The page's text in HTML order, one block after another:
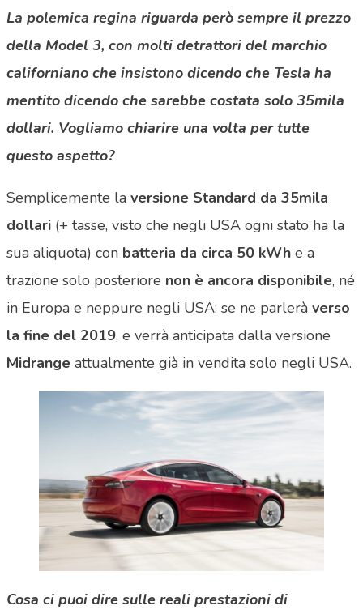
La polemica regina riguarda però sempre il prezzo
della Model 3, con molti detrattori del marchio
californiano che insistono dicendo che Tesla ha
mentito dicendo che sarebbe costata solo 35mila
dollari. Vogliamo chiarire una volta per tutte
questo aspetto?
Semplicemente la versione Standard da 35mila
dollari (+ tasse, visto che negli USA ogni stato ha la
sua aliquota) con batteria da circa 50 kWh e a
trazione solo posteriore non è ancora disponibile, né
in Europa e neppure negli USA: se ne parlerà verso
la fine del 2019, e verrà anticipata dalla versione
Midrange attualmente già in vendita solo negli USA.
Cosa ci puoi dire sulle reali prestazioni di